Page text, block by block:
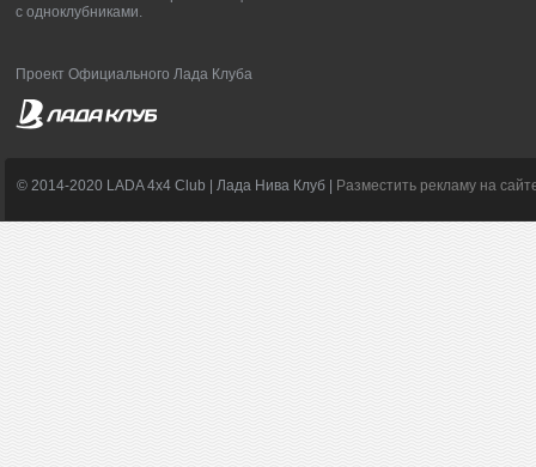
с одноклубниками.
Проект Официального Лада Клуба
© 2014-2020 LADA 4x4 Club | Лада Нива Клуб | Разместить рекламу на